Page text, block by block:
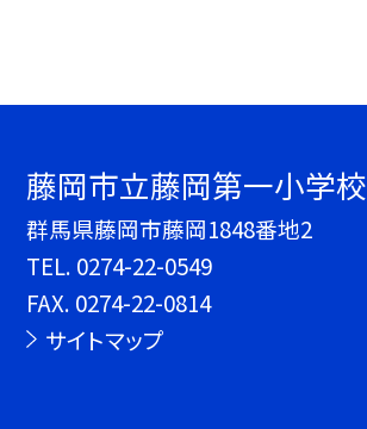
藤岡市立藤岡第一小学校
群馬県藤岡市藤岡1848番地2
TEL. 0274-22-0549
FAX. 0274-22-0814
サイトマップ